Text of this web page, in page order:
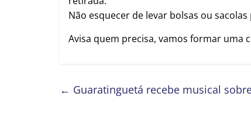
Não esquecer de levar bolsas ou
Avisa quem precisa, vamos formar uma
← Guaratinguetá recebe musical